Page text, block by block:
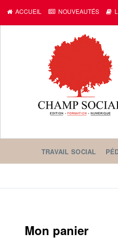
ACCUEIL NOUVEAUTÉS
TRAVAIL SOCIAL
Mon panier